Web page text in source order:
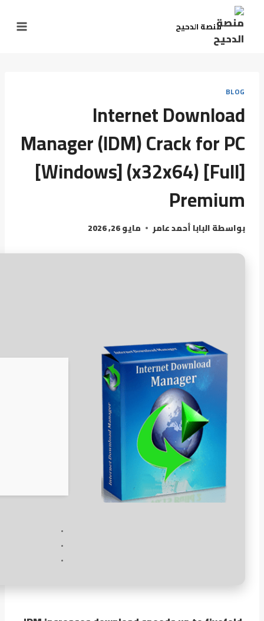
منصة الدحيح
BLOG
Internet Download
Manager (IDM) Crack for PC
[Windows] (x32x64) [Full]
Premium
بواسطةالبابا أحمد عامر مايو 26, 2026